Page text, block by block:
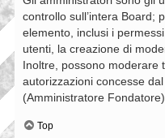
controllo sull’intera Board;
elemento, inclusi i
utenti, la creazione di
Inoltre, possono moderare
autorizzazioni concesse
(Amministratore Fondatore).
Top